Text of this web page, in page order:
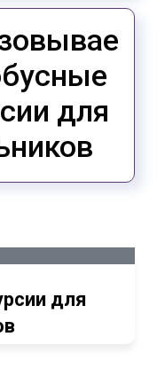
для
для